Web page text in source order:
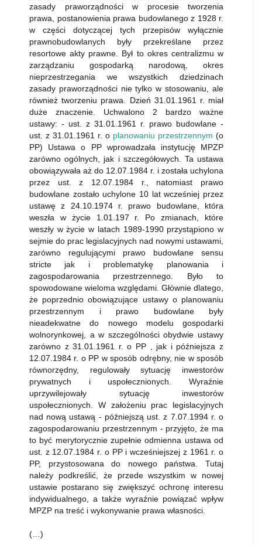
zasady praworządności w procesie tworzenia
prawa, postanowienia prawa budowlanego z 1928 r.
w części dotyczącej tych przepisów wyłącznie
prawnobudowlanych były przekreślane przez
resortowe akty prawne. Był to okres centralizmu w
zarządzaniu gospodarką narodową, okres
nieprzestrzegania we wszystkich dziedzinach
zasady praworządności nie tylko w stosowaniu, ale
również tworzeniu prawa. Dzień 31.01.1961 r. miał
duże znaczenie. Uchwalono 2 bardzo ważne
ustawy: - ust. z 31.01.1961 r. prawo budowlane -
ust. z 31.01.1961 r. o planowaniu przestrzennym (o
PP) Ustawa o PP wprowadzała instytucję MPZP
zarówno ogólnych, jak i szczegółowych. Ta ustawa
obowiązywała aż do 12.07.1984 r. i została uchylona
przez ust. z 12.07.1984 r., natomiast prawo
budowlane zostało uchylone 10 lat wcześniej przez
ustawę z 24.10.1974 r. prawo budowlane, która
weszła w życie 1.01.197 r. Po zmianach, które
weszły w życie w latach 1989-1990 przystąpiono w
sejmie do prac legislacyjnych nad nowymi ustawami,
zarówno regulującymi prawo budowlane sensu
stricte jak i problematykę planowania i
zagospodarowania przestrzennego. Było to
spowodowane wieloma względami. Głównie dlatego,
że poprzednio obowiązujące ustawy o planowaniu
przestrzennym i prawo budowlane były
nieadekwatne do nowego modelu gospodarki
wolnorynkowej, a w szczególności obydwie ustawy
zarówno z 31.01.1961 r. o PP , jak i późniejsza z
12.07.1984 r. o PP w sposób odrębny, nie w sposób
równorzędny, regulowały sytuację inwestorów
prywatnych i uspołecznionych. Wyraźnie
uprzywilejowały sytuację inwestorów
uspołecznionych. W założeniu prac legislacyjnych
nad nową ustawą - późniejszą ust. z 7.07.1994 r. o
zagospodarowaniu przestrzennym - przyjęto, że ma
to być merytorycznie zupełnie odmienna ustawa od
ust. z 12.07.1984 r. o PP i wcześniejszej z 1961 r. o
PP, przystosowana do nowego państwa. Tutaj
należy podkreślić, że przede wszystkim w nowej
ustawie postarano się zwiększyć ochronę interesu
indywidualnego, a także wyraźnie powiązać wpływ
MPZP na treść i wykonywanie prawa własności.
(…)